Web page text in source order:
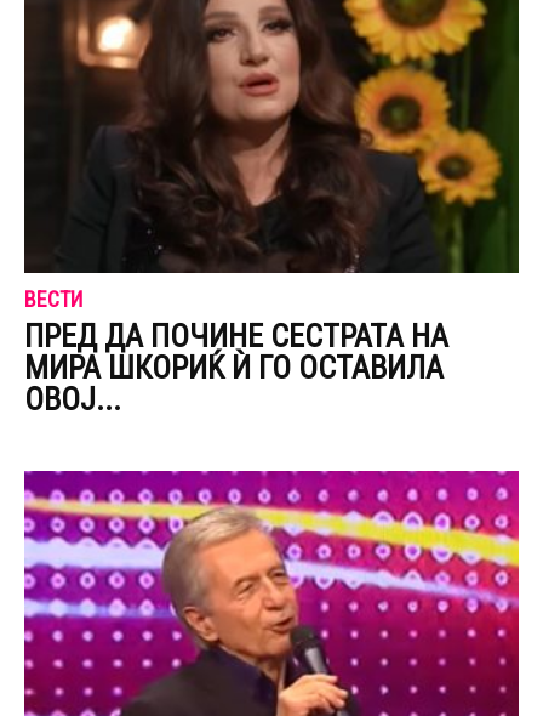
ВЕСТИ
ПРЕД ДА ПОЧИНЕ СЕСТРАТА НА
МИРА ШКОРИЌ Ѝ ГО ОСТАВИЛА
ОВОЈ...